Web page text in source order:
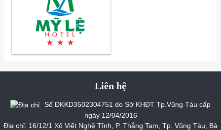
Liên hệ
Số ĐKKD3502304751 do Sở KHĐT Tp.Vũng Tàu cấp
ngày 12/04/2016
Đia chỉ: 16/12/1 Xô Viết Nghệ Tĩnh, P. Thắng Tam, Tp. Vũng Tàu, Bà